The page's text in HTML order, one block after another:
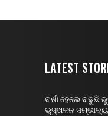
LATEST
ବର୍ଷା ହେଲେ
ଭୁସ୍ଖଳନ